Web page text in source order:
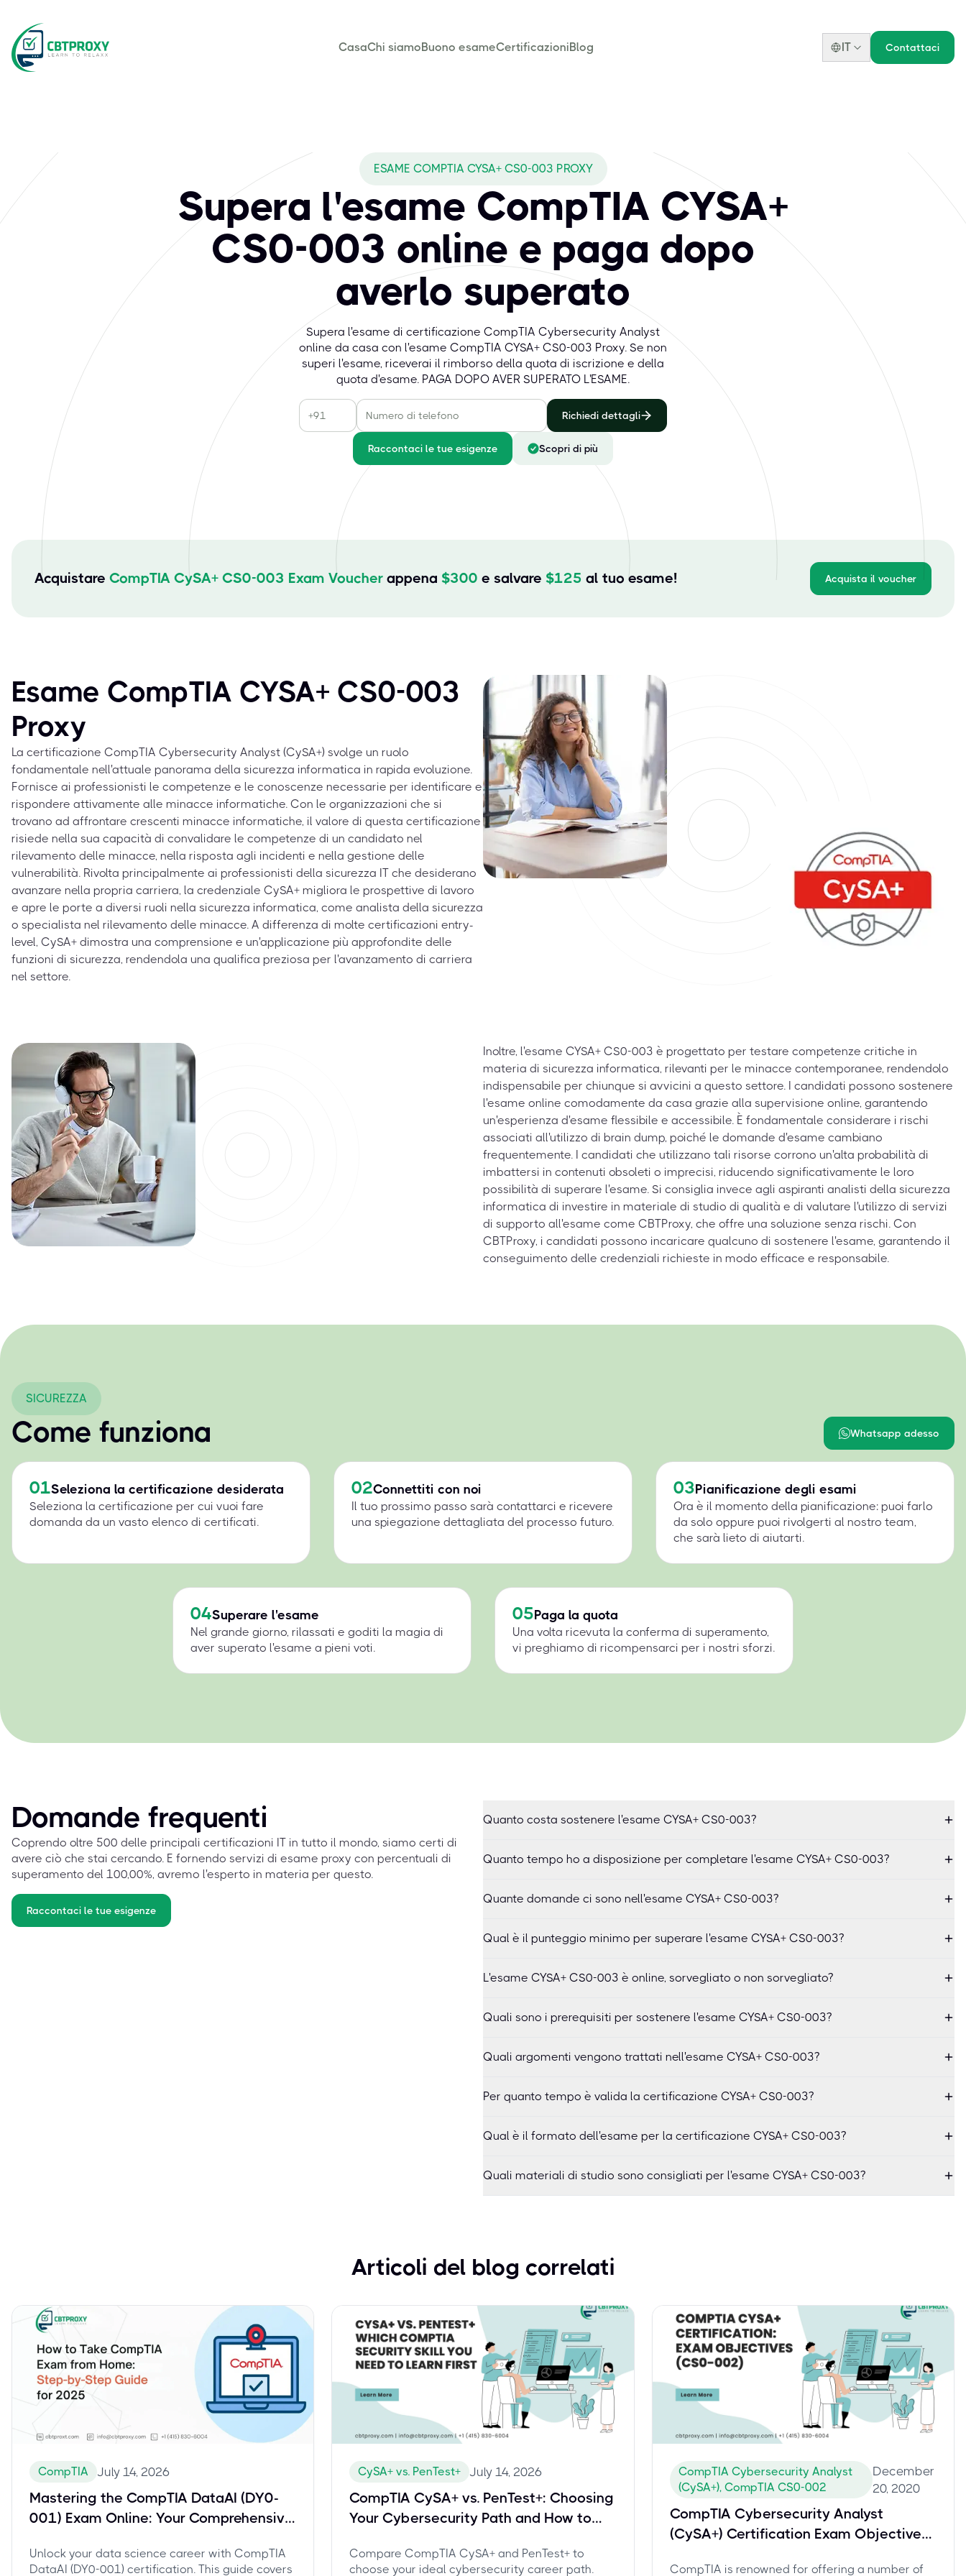
CasaChi siamoBuono esameCertificazioniBlog IT Contattaci
ESAME COMPTIA CYSA+ CS0-003 PROXY
Supera l'esame CompTIA CYSA+
CS0-003 online e paga dopo
averlo superato
Supera l'esame di certificazione CompTIA Cybersecurity Analyst
online da casa con l'esame CompTIA CYSA+ CS0-003 Proxy. Se non
superi l'esame, riceverai il rimborso della quota di iscrizione e della
quota d'esame. PAGA DOPO AVER SUPERATO L'ESAME.
Richiedi dettagli
Raccontaci le tue esigenze Scopri di più
Acquistare CompTIA CySA+ CS0-003 Exam Voucher appena $300 e salvare $125 al tuo esame! Acquista il voucher
Esame CompTIA CYSA+ CS0-003
Proxy
La certificazione CompTIA Cybersecurity Analyst (CySA+) svolge un ruolo
fondamentale nell'attuale panorama della sicurezza informatica in rapida evoluzione.
Fornisce ai professionisti le competenze e le conoscenze necessarie per identificare e
rispondere attivamente alle minacce informatiche. Con le organizzazioni che si
trovano ad affrontare crescenti minacce informatiche, il valore di questa certificazione
risiede nella sua capacità di convalidare le competenze di un candidato nel
rilevamento delle minacce, nella risposta agli incidenti e nella gestione delle
vulnerabilità. Rivolta principalmente ai professionisti della sicurezza IT che desiderano
avanzare nella propria carriera, la credenziale CySA+ migliora le prospettive di lavoro
e apre le porte a diversi ruoli nella sicurezza informatica, come analista della sicurezza
o specialista nel rilevamento delle minacce. A differenza di molte certificazioni entry-
level, CySA+ dimostra una comprensione e un'applicazione più approfondite delle
funzioni di sicurezza, rendendola una qualifica preziosa per l'avanzamento di carriera
nel settore.
Inoltre, l'esame CYSA+ CS0-003 è progettato per testare competenze critiche in
materia di sicurezza informatica, rilevanti per le minacce contemporanee, rendendolo
indispensabile per chiunque si avvicini a questo settore. I candidati possono sostenere
l'esame online comodamente da casa grazie alla supervisione online, garantendo
un'esperienza d'esame flessibile e accessibile. È fondamentale considerare i rischi
associati all'utilizzo di brain dump, poiché le domande d'esame cambiano
frequentemente. I candidati che utilizzano tali risorse corrono un'alta probabilità di
imbattersi in contenuti obsoleti o imprecisi, riducendo significativamente le loro
possibilità di superare l'esame. Si consiglia invece agli aspiranti analisti della sicurezza
informatica di investire in materiale di studio di qualità e di valutare l'utilizzo di servizi
di supporto all'esame come CBTProxy, che offre una soluzione senza rischi. Con
CBTProxy, i candidati possono incaricare qualcuno di sostenere l'esame, garantendo il
conseguimento delle credenziali richieste in modo efficace e responsabile.
SICUREZZA
Come funziona Whatsapp adesso
01Seleziona la certificazione desiderata
Seleziona la certificazione per cui vuoi fare
domanda da un vasto elenco di certificati.
02Connettiti con noi
Il tuo prossimo passo sarà contattarci e ricevere
una spiegazione dettagliata del processo futuro.
03Pianificazione degli esami
Ora è il momento della pianificazione: puoi farlo
da solo oppure puoi rivolgerti al nostro team,
che sarà lieto di aiutarti.
04Superare l'esame
Nel grande giorno, rilassati e goditi la magia di
aver superato l'esame a pieni voti.
05Paga la quota
Una volta ricevuta la conferma di superamento,
vi preghiamo di ricompensarci per i nostri sforzi.
Domande frequenti
Coprendo oltre 500 delle principali certificazioni IT in tutto il mondo, siamo certi di
avere ciò che stai cercando. E fornendo servizi di esame proxy con percentuali di
superamento del 100,00%, avremo l'esperto in materia per questo.
Raccontaci le tue esigenze
Quanto costa sostenere l'esame CYSA+ CS0-003?
Quanto tempo ho a disposizione per completare l'esame CYSA+ CS0-003?
Quante domande ci sono nell'esame CYSA+ CS0-003?
Qual è il punteggio minimo per superare l'esame CYSA+ CS0-003?
L'esame CYSA+ CS0-003 è online, sorvegliato o non sorvegliato?
Quali sono i prerequisiti per sostenere l'esame CYSA+ CS0-003?
Quali argomenti vengono trattati nell'esame CYSA+ CS0-003?
Per quanto tempo è valida la certificazione CYSA+ CS0-003?
Qual è il formato dell'esame per la certificazione CYSA+ CS0-003?
Quali materiali di studio sono consigliati per l'esame CYSA+ CS0-003?
Articoli del blog correlati
CompTIA July 14, 2026
Mastering the CompTIA DataAI (DY0-
001) Exam Online: Your Comprehensive
Unlock your data science career with CompTIA
DataAI (DY0-001) certification. This guide covers
CySA+ vs. PenTest+ July 14, 2026
CompTIA CySA+ vs. PenTest+: Choosing
Your Cybersecurity Path and How to
Compare CompTIA CySA+ and PenTest+ to
choose your ideal cybersecurity career path.
CompTIA Cybersecurity Analyst
(CySA+), CompTIA CS0-002
December
20, 2020
CompTIA Cybersecurity Analyst
(CySA+) Certification Exam Objectives
CompTIA is renowned for offering a number of